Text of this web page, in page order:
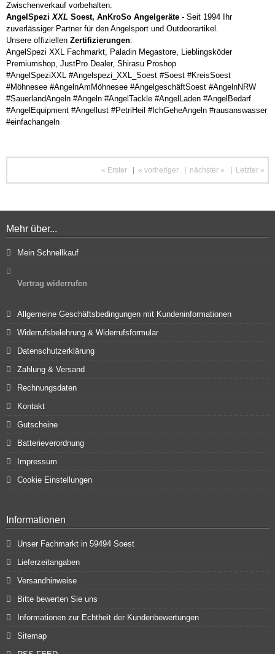
Zwischenverkauf vorbehalten.
AngelSpeziXXL Soest, AnKroSo Angelgeräte - Seit 1994 Ihr
zuverlässiger Partner für den Angelsport und Outdoorartikel.
Unsere offiziellen Zertifizierungen:
AngelSpezi XXL Fachmarkt, Paladin Megastore, Lieblingsköder
Premiumshop, JustPro Dealer, Shirasu Proshop
#AngelSpeziXXL #Angelspezi_XXL_Soest #Soest #KreisSoest
#Möhnesee #AngelnAmMöhnesee #AngelgeschäftSoest #AngelnNRW
#SauerlandAngeln #Angeln #AngelTackle #AngelLaden #AngelBedarf
#AngelEquipment #Angellust #PetriHeil #IchGeheAngeln #rausanswasser
#einfachangeln
« Erster « vorheriger nächster » Letzter »
Mehr über...
Mein Schnellkauf
Vertrag widerrufen
Allgemeine Geschäftsbedingungen mit Kundeninformationen
Widerrufsbelehrung & Widerrufsformular
Datenschutzerklärung
Zahlung & Versand
Rechnungsdaten
Kontakt
Gutscheine
Batterieverordnung
Impressum
Cookie Einstellungen
Informationen
Unser Fachmarkt in 59494 Soest
Lieferzeitangaben
Versandhinweise
Bitte bewerten Sie uns
Informationen zur Echtheit der Kundenbewertungen
Sitemap